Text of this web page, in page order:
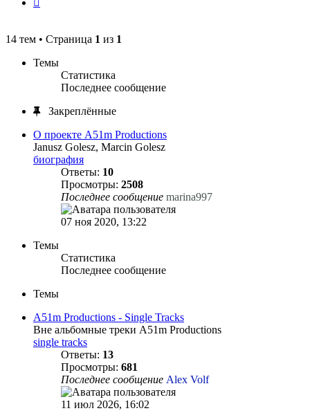
14 тем • Страница 1 из 1
Темы
Статистика
Последнее сообщение
Закреплённые
О проекте A51m Productions
Janusz Golesz, Marcin Golesz
биография
Ответы: 10
Просмотры: 2508
Последнее сообщение marina997
07 ноя 2020, 13:22
Темы
Статистика
Последнее сообщение
Темы
A51m Productions - Single Tracks
Вне альбомные треки A51m Productions
single tracks
Ответы: 13
Просмотры: 681
Последнее сообщение Alex Volf
11 июл 2026, 16:02